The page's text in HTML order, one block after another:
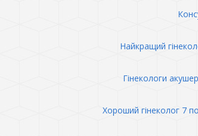
Найкращий
Гінекологи
Хороший гінеколог 7